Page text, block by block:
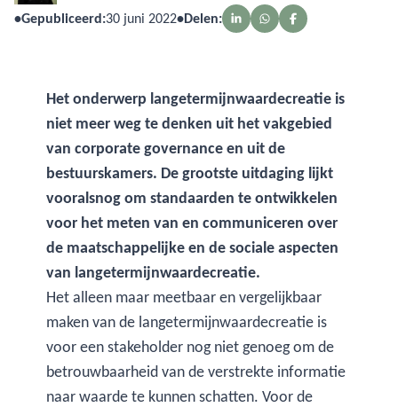
•Gepubliceerd:30 juni 2022•Delen:
Het onderwerp langetermijnwaardecreatie is
niet meer weg te denken uit het vakgebied
van corporate governance en uit de
bestuurskamers. De grootste uitdaging lijkt
vooralsnog om standaarden te ontwikkelen
voor het meten van en communiceren over
de maatschappelijke en de sociale aspecten
van langetermijnwaardecreatie.
Het alleen maar meetbaar en vergelijkbaar
maken van de langetermijnwaardecreatie is
voor een stakeholder nog niet genoeg om de
betrouwbaarheid van de verstrekte informatie
naar waarde te kunnen schatten. Voor de